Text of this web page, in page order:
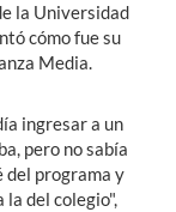
la Universidad
cómo fue su
Media.
ingresar a un
pero no sabía
del programa y
del colegio",